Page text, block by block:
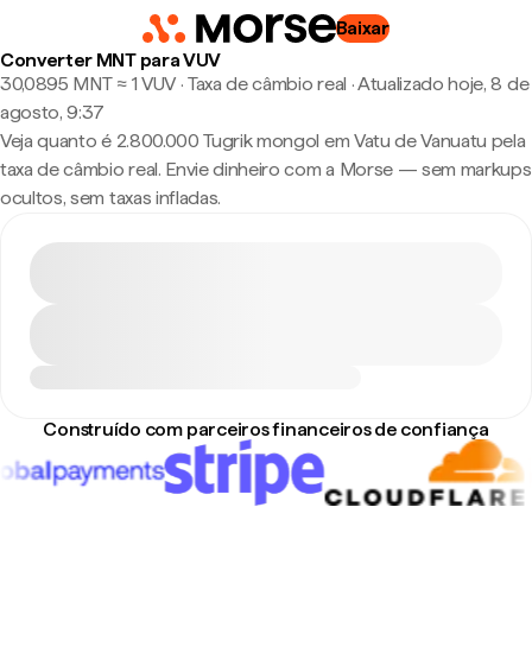
Baixar
Converter MNT para VUV
30,0895 MNT ≈ 1 VUV · Taxa de câmbio real ·Atualizado hoje, 8 de
agosto, 9:37
Veja quanto é 2.800.000 Tugrik mongol em Vatu de Vanuatu pela
taxa de câmbio real. Envie dinheiro com a Morse — sem markups
ocultos, sem taxas infladas.
Construído com parceiros financeiros de confiança